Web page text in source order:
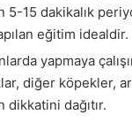
5-15 dakikalık
eğitim idealdir.
yapmaya
diğer köpekler,
dağıtır.